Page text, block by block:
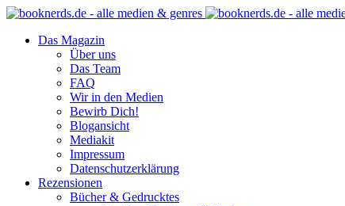
Das Magazin
Über uns
Das Team
FAQ
Wir in den Medien
Bewirb Dich!
Blogansicht
Mediakit
Impressum
Datenschutzerklärung
Rezensionen
Bücher & Gedrucktes